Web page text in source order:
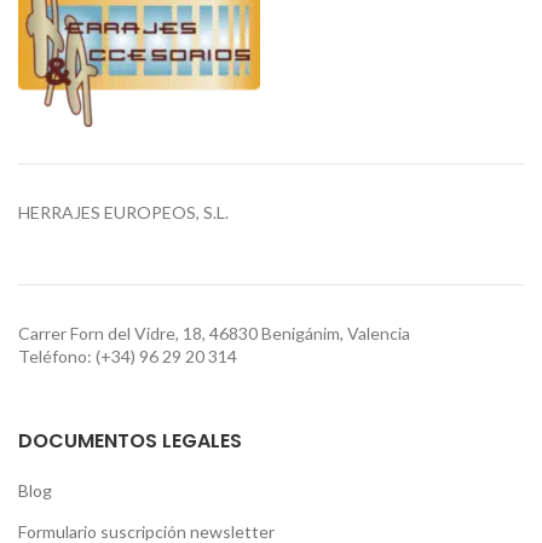
HERRAJES EUROPEOS, S.L.
Carrer Forn del Vidre, 18, 46830 Benigánim, Valencia
Teléfono: (+34) 96 29 20 314
DOCUMENTOS LEGALES
Blog
Formulario suscripción newsletter